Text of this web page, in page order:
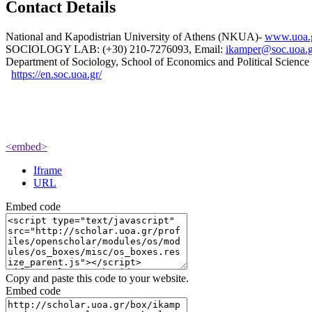
Contact Details
National and Kapodistrian University of Athens (NKUA)-
SOCIOLOGY LAB: (+30) 210-7276093, Email:
Department of Sociology, School of Economics and Political
https://en.soc.uoa.gr/
<embed>
Iframe
URL
Embed code
Copy and paste this code to your website.
Embed code